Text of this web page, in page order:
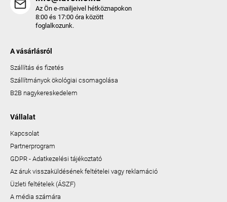
Az Ön e-mailjeivel hétköznapokon
8:00 és 17:00 óra között
foglalkozunk.
A vásárlásról
Szállítás és fizetés
Szállítmányok ökológiai csomagolása
B2B nagykereskedelem
Vállalat
Kapcsolat
Partnerprogram
GDPR - Adatkezelési tájékoztató
Az áruk visszaküldésének feltételei vagy reklamáció
Üzleti feltételek (ÁSZF)
A média számára